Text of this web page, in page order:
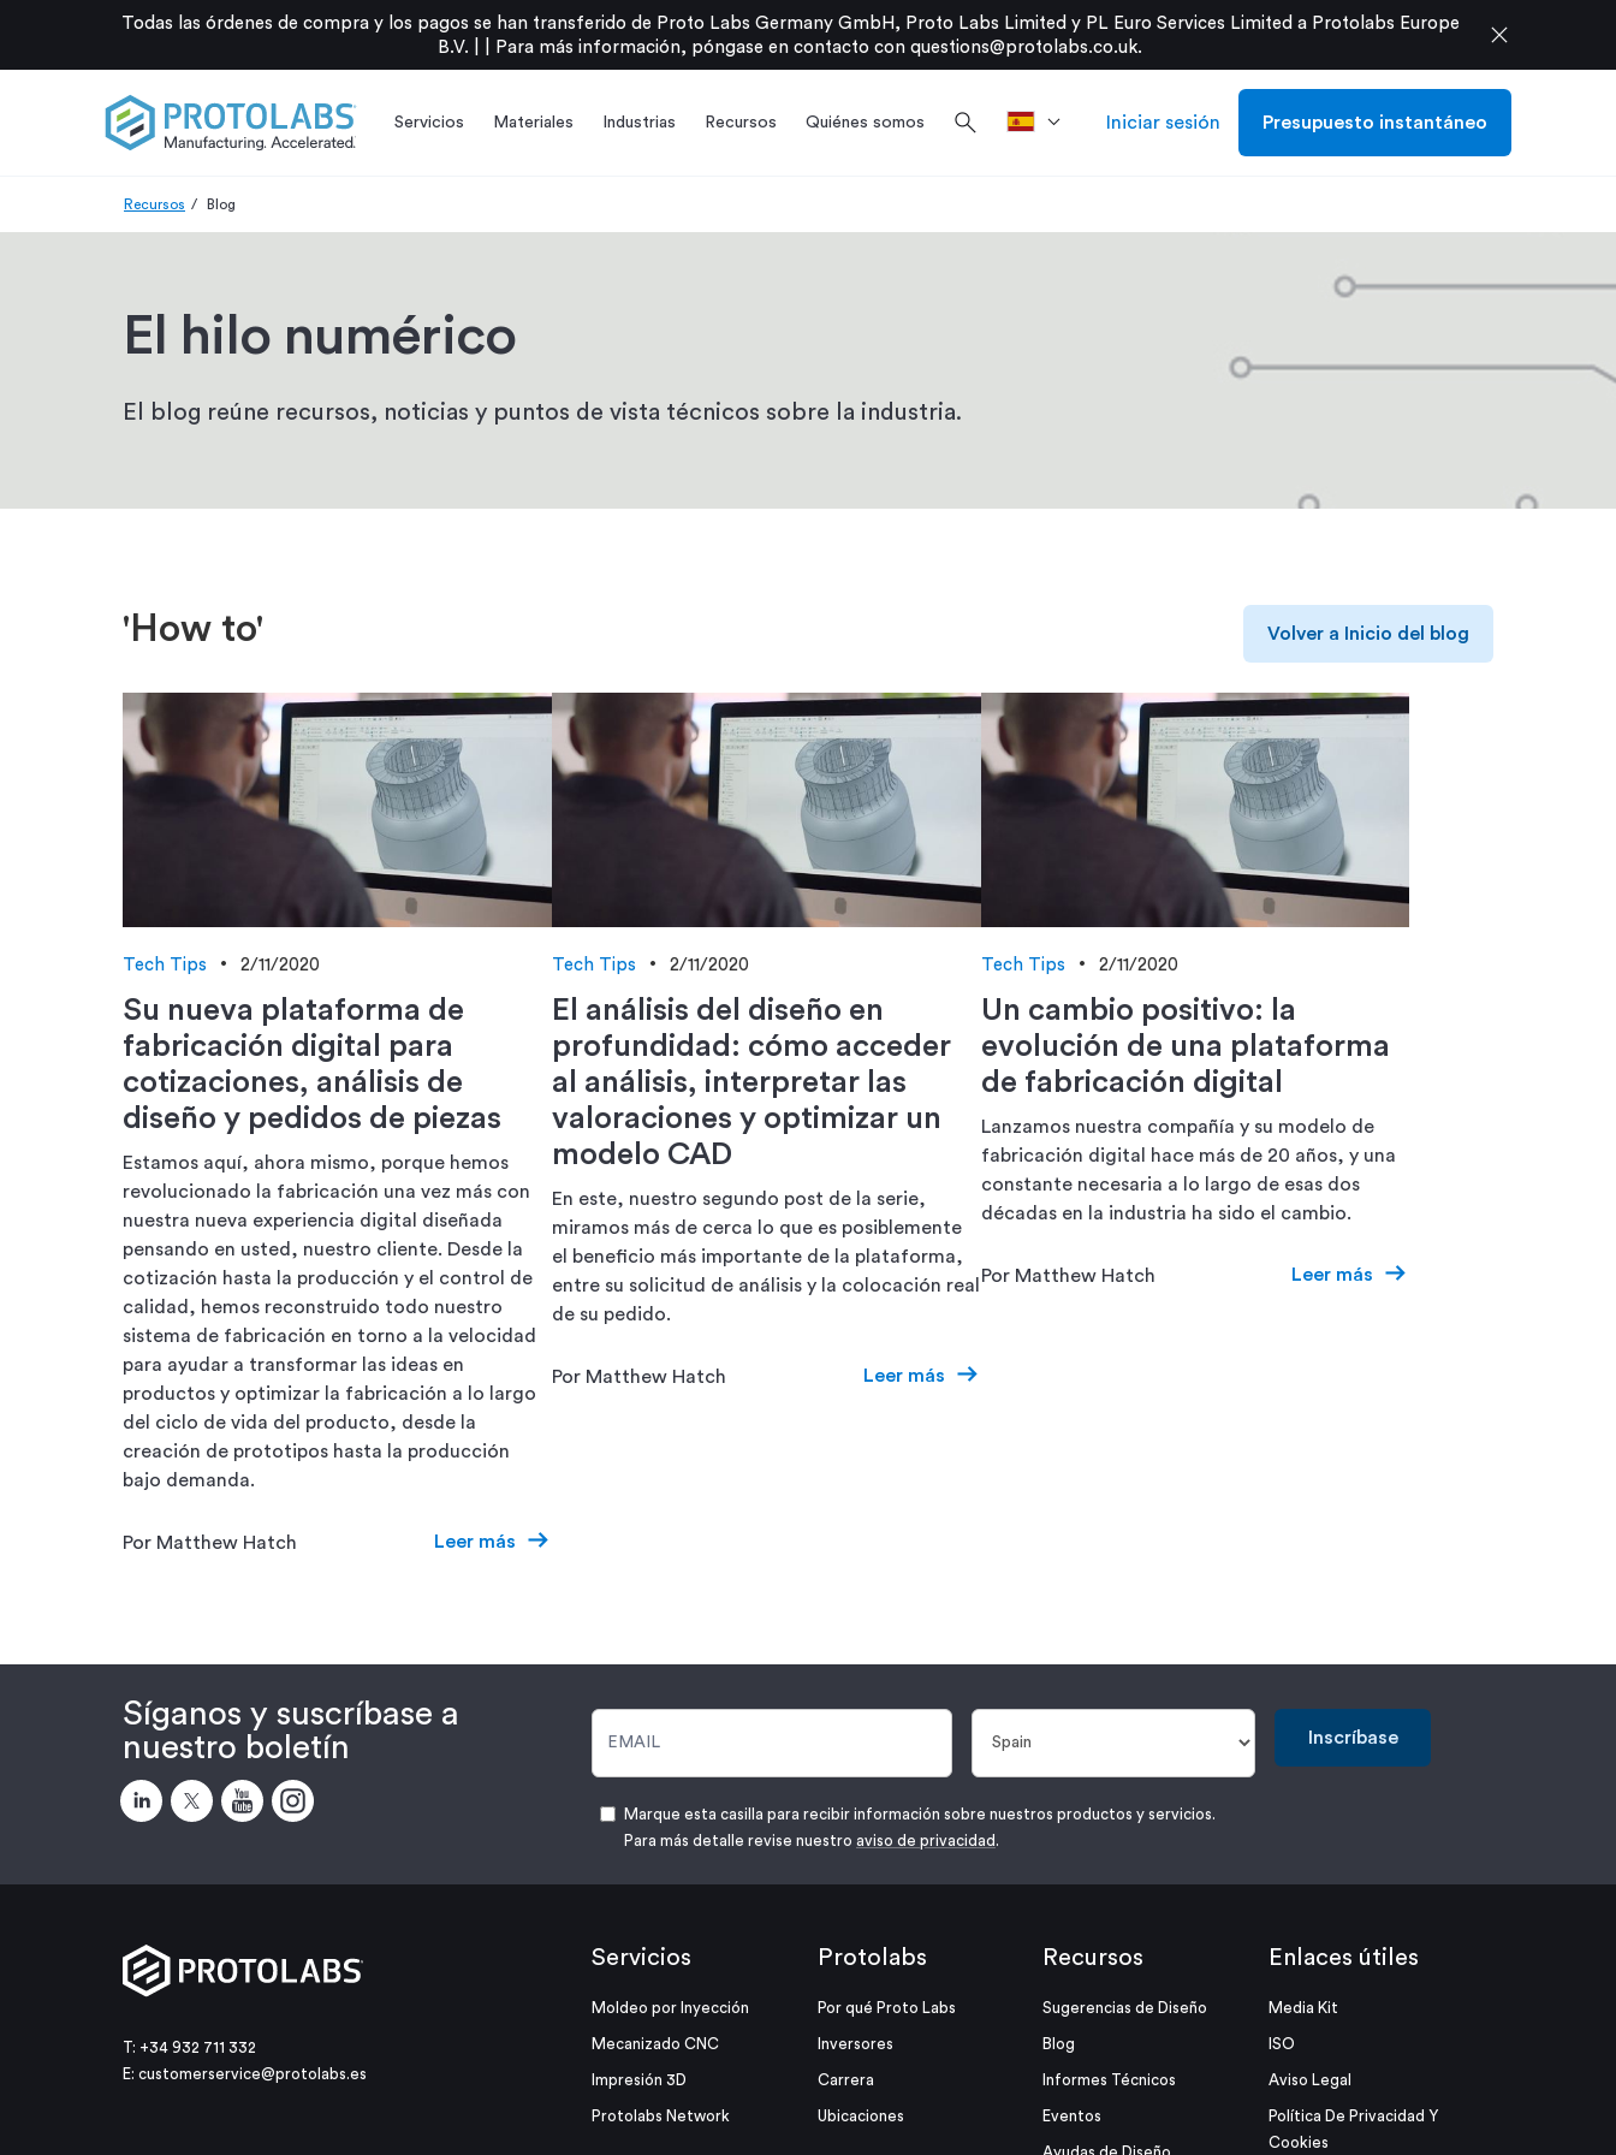
Todas las órdenes de compra y los pagos se han transferido de Proto Labs Germany GmbH, Proto Labs Limited y PL Euro Services Limited a Protolabs Europe
B.V. |
Para más información, póngase en contacto con questions@protolabs.co.uk. close
Servicios Materiales Industrias Recursos Quiénes somos search Iniciar sesión Presupuesto instantáneo
Recursos Blog
El hilo numérico
El blog reúne recursos, noticias y puntos de vista técnicos sobre la industria.
'How to' Volver a Inicio del blog
Tech Tips 2/11/2020
Su nueva plataforma de
fabricación digital para
cotizaciones, análisis de
diseño y pedidos de piezas
Estamos aquí, ahora mismo, porque hemos
revolucionado la fabricación una vez más con
nuestra nueva experiencia digital diseñada
pensando en usted, nuestro cliente. Desde la
cotización hasta la producción y el control de
calidad, hemos reconstruido todo nuestro
sistema de fabricación en torno a la velocidad
para ayudar a transformar las ideas en
productos y optimizar la fabricación a lo largo
del ciclo de vida del producto, desde la
creación de prototipos hasta la producción
bajo demanda.
Por Matthew Hatch Leer más
Tech Tips 2/11/2020
El análisis del diseño en
profundidad: cómo acceder
al análisis, interpretar las
valoraciones y optimizar un
modelo CAD
En este, nuestro segundo post de la serie,
miramos más de cerca lo que es posiblemente
el beneficio más importante de la plataforma,
entre su solicitud de análisis y la colocación real
de su pedido.
Por Matthew Hatch Leer más
Tech Tips 2/11/2020
Un cambio positivo: la
evolución de una plataforma
de fabricación digital
Lanzamos nuestra compañía y su modelo de
fabricación digital hace más de 20 años, y una
constante necesaria a lo largo de esas dos
décadas en la industria ha sido el cambio.
Por Matthew Hatch Leer más
Síganos y suscríbase a
nuestro boletín
Inscríbase
Marque esta casilla para recibir información sobre nuestros productos y servicios.
Para más detalle revise nuestro aviso de privacidad .
T: +34 932 711 332
E: customerservice@protolabs.es
Servicios
Moldeo por Inyección
Mecanizado CNC
Impresión 3D
Protolabs Network
Protolabs
Por qué Proto Labs
Inversores
Carrera
Ubicaciones
Recursos
Sugerencias de Diseño
Blog
Informes Técnicos
Eventos
Ayudas de Diseño
Enlaces útiles
Media Kit
ISO
Aviso Legal
Política De Privacidad Y
Cookies